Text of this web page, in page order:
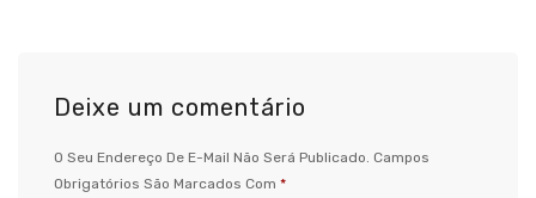
Deixe um comentário
O Seu Endereço De E-Mail Não Será Publicado. Campos
Obrigatórios São Marcados Com *